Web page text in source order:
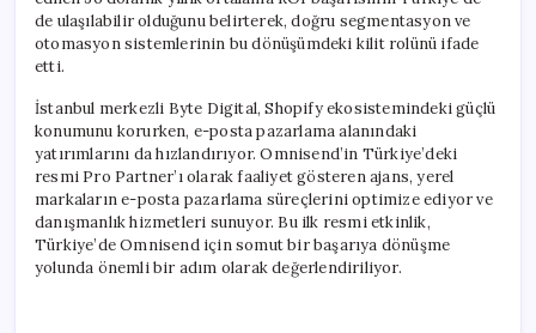
de ulaşılabilir olduğunu belirterek, doğru segmentasyon ve
otomasyon sistemlerinin bu dönüşümdeki kilit rolünü ifade
etti.
İstanbul merkezli Byte Digital, Shopify ekosistemindeki güçlü
konumunu korurken, e-posta pazarlama alanındaki
yatırımlarını da hızlandırıyor. Omnisend’in Türkiye’deki
resmi Pro Partner’ı olarak faaliyet gösteren ajans, yerel
markaların e-posta pazarlama süreçlerini optimize ediyor ve
danışmanlık hizmetleri sunuyor. Bu ilk resmi etkinlik,
Türkiye’de Omnisend için somut bir başarıya dönüşme
yolunda önemli bir adım olarak değerlendiriliyor.